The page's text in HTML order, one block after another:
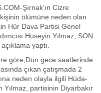
Şırnak’ın Cizre
ölümüne neden olan
Hür Dava Partisi Genel
Hüseyin Yılmaz, SON
yaptı.
göre,Dün gece saatlerinde
çıkan çatışmada 2
neden olayla ilgili Hüda-
Yılmaz, partisinin Diyarbakır